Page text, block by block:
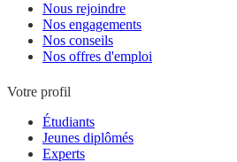
Nous rejoindre
Nos engagements
Nos conseils
Nos offres d'emploi
Votre profil
Étudiants
Jeunes diplômés
Experts